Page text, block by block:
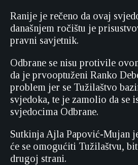
Ranije je rečeno da ovaj
današnjem ročištu je
pravni savjetnik.
Odbrane se nisu protivile
da je prvooptuženi Ranko
problem jer se Tužilaštvo
svjedoka, te je zamolio da se
svjedocima Odbrane.
Sutkinja Ajla Papović-Mujan
će se omogućiti Tužilaštvu,
drugoj strani.